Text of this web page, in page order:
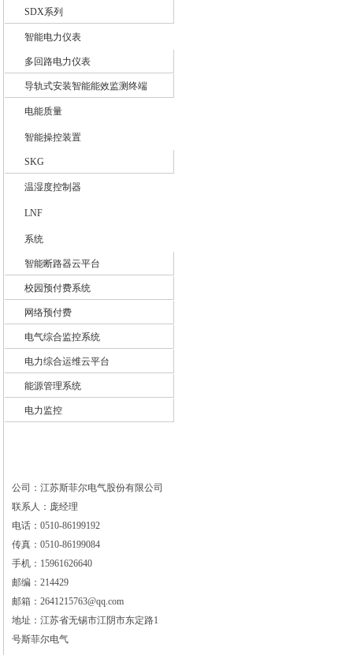
SDX系列
智能电力仪表
多回路电力仪表
导轨式安装智能能效监测终端
电能质量
智能操控装置
SKG
温湿度控制器
LNF
系统
智能断路器云平台
校园预付费系统
网络预付费
电气综合监控系统
电力综合运维云平台
能源管理系统
电力监控
公司：江苏斯菲尔电气股份有限公司
联系人：庞经理
电话：0510-86199192
传真：0510-86199084
手机：15961626640
邮编：214429
邮箱：2641215763@qq.com
地址：江苏省无锡市江阴市东定路1
号斯菲尔电气